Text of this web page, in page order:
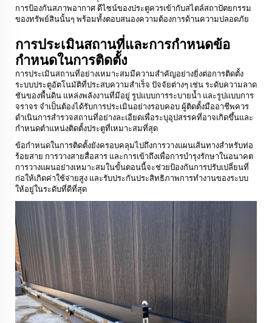
การป้องกันสภาพอากาศ ดีไซน์ของประตูควรเข้ากับสไตล์สถาปัตยกรรม
ของทรัพย์สินนั้นๆ พร้อมทั้งตอบสนองความต้องการด้านความปลอดภัย
การประเมินสถานที่และการกำหนดข้อ
กำหนดในการติดตั้ง
การประเมินสถานที่อย่างเหมาะสมมีความสำคัญอย่างยิ่งต่อการติดตั้ง
ระบบประตูอัตโนมัติที่ประสบความสำเร็จ ปัจจัยต่างๆ เช่น ระดับความลาด
ชันของพื้นดิน แหล่งพลังงานที่มีอยู่ รูปแบบการระบายน้ำ และรูปแบบการ
จราจร จำเป็นต้องได้รับการประเมินอย่างรอบคอบ ผู้ติดตั้งมืออาชีพควร
ดำเนินการสำรวจสถานที่อย่างละเอียดเพื่อระบุอุปสรรคที่อาจเกิดขึ้นและ
กำหนดตำแหน่งติดตั้งประตูที่เหมาะสมที่สุด
ข้อกำหนดในการติดตั้งยังครอบคลุมไปถึงการวางแผนเส้นทางสำหรับท่อ
ร้อยสาย การวางสายสื่อสาร และการเข้าถึงเพื่อการบำรุงรักษาในอนาคต
การวางแผนอย่างเหมาะสมในขั้นตอนนี้จะช่วยป้องกันการปรับเปลี่ยนที่
ก่อให้เกิดค่าใช้จ่ายสูง และรับประกันประสิทธิภาพการทำงานของระบบ
ให้อยู่ในระดับที่ดีที่สุด